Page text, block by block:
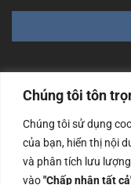
Chúng tôi tôn
Chúng tôi sử dụng
của bạn, hiển thị nội
và phân tích lưu
vào"Chấp nhận tất
Công ty TNHH Nam
cấp ngày 14/06/
Nội